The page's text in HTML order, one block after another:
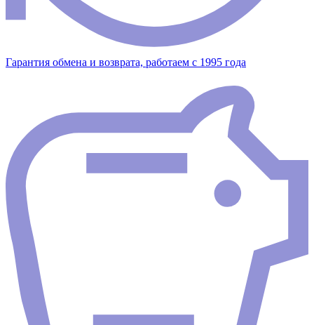
Гарантия обмена и возврата, работаем с 1995 года